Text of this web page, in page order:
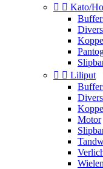
  Kato/
  Liliput
Motor
Wielen